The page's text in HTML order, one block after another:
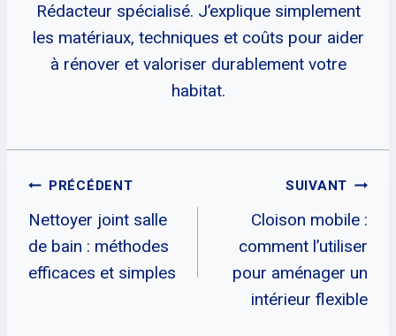
Rédacteur spécialisé. J’explique simplement
les matériaux, techniques et coûts pour aider
à rénover et valoriser durablement votre
habitat.
Navigation
De
L’article
PRÉCÉDENT
Nettoyer joint salle
de bain : méthodes
efficaces et simples
SUIVANT
Cloison mobile :
comment l’utiliser
pour aménager un
intérieur flexible